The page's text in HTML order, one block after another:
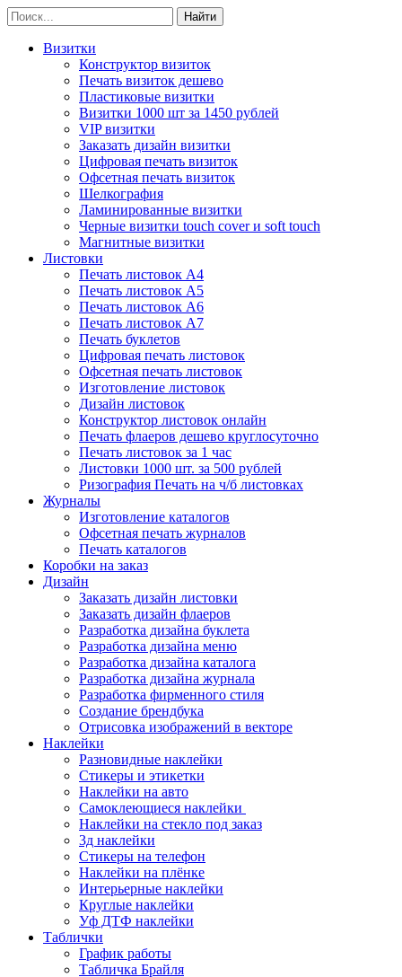
Визитки
Конструктор визиток
Печать визиток дешево
Пластиковые визитки
Визитки 1000 шт за 1450 рублей
VIP визитки
Заказать дизайн визитки
Цифровая печать визиток
Офсетная печать визиток
Шелкография
Ламинированные визитки
Черные визитки touch cover и soft touch
Магнитные визитки
Листовки
Печать листовок А4
Печать листовок А5
Печать листовок А6
Печать листовок А7
Печать буклетов
Цифровая печать листовок
Офсетная печать листовок
Изготовление листовок
Дизайн листовок
Конструктор листовок онлайн
Печать флаеров дешево круглосуточно
Печать листовок за 1 час
Листовки 1000 шт. за 500 рублей
Ризография Печать на ч/б листовках
Журналы
Изготовление каталогов
Офсетная печать журналов
Печать каталогов
Коробки на заказ
Дизайн
Заказать дизайн листовки
Заказать дизайн флаеров
Разработка дизайна буклета
Разработка дизайна меню
Разработка дизайна каталога
Разработка дизайна журнала
Разработка фирменного стиля
Создание брендбука
Отрисовка изображений в векторе
Наклейки
Разновидные наклейки
Стикеры и этикетки
Наклейки на авто
Самоклеющиеся наклейки
Наклейки на стекло под заказ
3д наклейки
Cтикеры на телефон
Наклейки на плёнке
Интерьерные наклейки
Круглые наклейки
Уф ДТФ наклейки
Таблички
График работы
Табличка Брайля